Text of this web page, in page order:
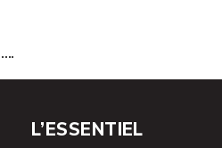
L’ESSENTIEL